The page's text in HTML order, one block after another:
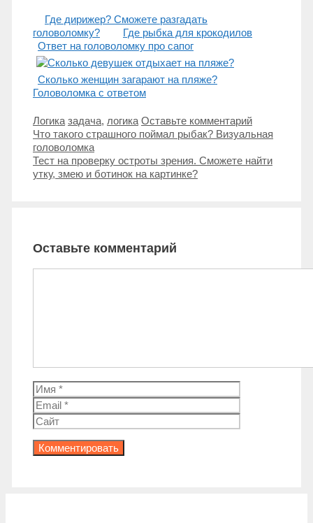
Где дирижер? Сможете разгадать
головоломку?
Где рыбка для крокодилов
Ответ на головоломку про сапог
Сколько женщин загарают на пляже?
Головоломка с ответом
Рубрики
Логика Метки
задача, логика Оставьте комментарий
Навигация
записи
Что такого страшного поймал рыбак? Визуальная
головоломка
Тест на проверку остроты зрения. Сможете найти
утку, змею и ботинок на картинке?
Оставьте комментарий
Имя